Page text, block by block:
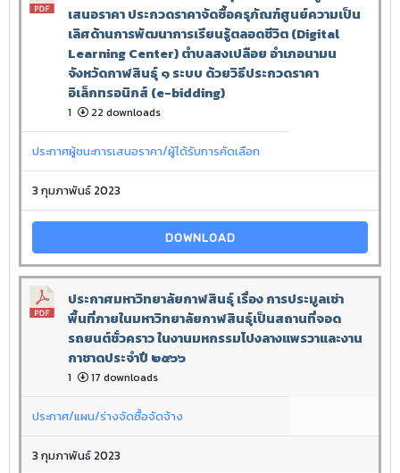
เสนอราคา ประกวดราคาจัดซื้อครุภัณฑ์ศูนย์ความเป็น
เลิศด้านการพัฒนาการเรียนรู้ตลอดชีวิต (Digital
Learning Center) ตำบลสงเปลือย อำเภอนามน
จังหวัดกาฬสินธุ์ ๑ ระบบ ด้วยวิธีประกวดราคา
อิเล็กทรอนิกส์ (e-bidding)
1 22 downloads
ประกาศผู้ชนะการเสนอราคา/ผู้ได้รับการคัดเลือก
3 กุมภาพันธ์ 2023
DOWNLOAD
ประกาศมหาวิทยาลัยกาฬสินธุ์ เรื่อง การประมูลเช่า
พื้นที่ภายในมหาวิทยาลัยกาฬสินธุ์เป็นสถานที่จอด
รถยนต์ชั่วคราว ในงานมหกรรมโปงลางแพรวาและงาน
กาชาดประจำปี ๒๕๖๖
1 17 downloads
ประกาศ/แผน/ร่างจัดซื้อจัดจ้าง
3 กุมภาพันธ์ 2023